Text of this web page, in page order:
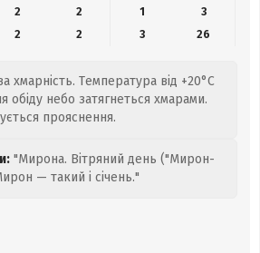
2
2 1
3
2
2 3 26
хмарність. Температура від +20°C
обіду небо затягнеться хмарами.
прояснення.
"Мирона. Вітряний день ("Мирон-
— такий і січень."